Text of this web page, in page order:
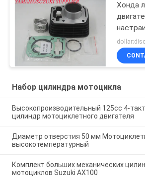
Хонда
блок
Набор цилиндра мотоцикла
Высокопроизводительный 125cc 4-
цилиндр мотоциклетного двигателя
Диаметр отверстия 50 мм
высокотемпературный
Комплект больших механических
мотоциклов Suzuki AX100